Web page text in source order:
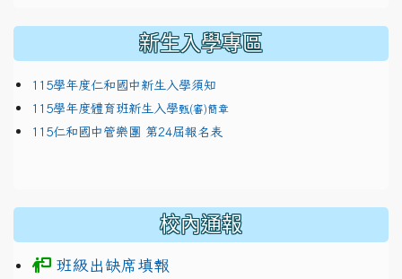
新生入學專區
115學年度仁和國中新生入學須知
115學年度體育班新生入學甄(審)簡章
115仁和國中管樂團 第24屆報名表
校內通報
班級出缺席填報